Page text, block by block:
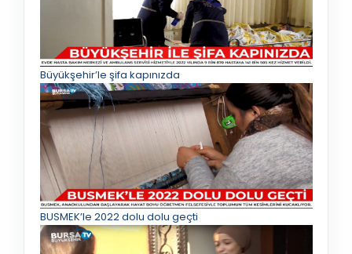
Büyükşehir’le şifa kapınızda
BUSMEK’le 2022 dolu dolu geçti